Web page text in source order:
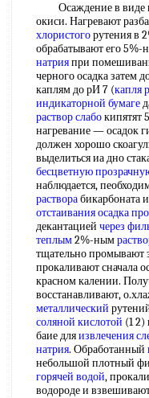
Осаждение в виде г
окиси. Нагревают
хлористогорутения в
обрабатывают его 5%-
натрияпри
черного осадка затем
каплям до рИ 7 (капля
индикаторной бумаге
раствор слабокипятят
нагревание — осадок
должен хорошо
выделиться иа дно
бесцветную
наблюдается,
растворабикарбоната
отстаивания осадка
декантацией через
теплым2%-ным
тщательно промывают
прокаливают сначала
красном калении.
восстанавливают,
металлический
соляной кислотой (1 2)
баие дляизвлечения
натрия. Обработанный
небольшой плотный
горячей водой,
водороде и